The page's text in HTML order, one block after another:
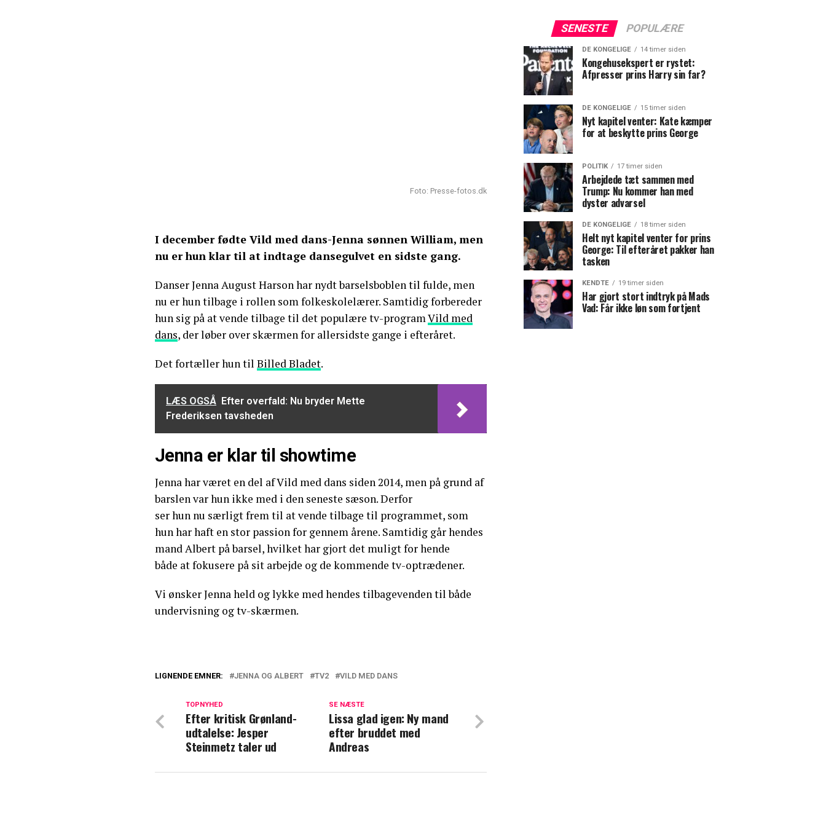
Foto: Presse-fotos.dk
I december fødte Vild med dans-Jenna sønnen William, men
nu er hun klar til at indtage dansegulvet en sidste gang.
Danser Jenna August Harson har nydt barselsboblen til fulde, men
nu er hun tilbage i rollen som folkeskolelærer. Samtidig forbereder
hun sig på at vende tilbage til det populære tv-programVild med
dans, der løber over skærmen for allersidste gange i efteråret.
Det fortæller hun til Billed Bladet.
LÆS OGSÅ Efter overfald: Nu bryder Mette
Frederiksen tavsheden
Jenna er klar til showtime
Jenna har været en del af Vild med dans siden 2014, men på grund af
barslen var hun ikke med i den seneste sæson. Derfor
ser hun nu særligt frem til at vende tilbage til programmet, som
hun har haft en stor passion for gennem årene. Samtidig går hendes
mand Albert på barsel, hvilket har gjort det muligt for hende
både at fokusere på sit arbejde og de kommende tv-optrædener.
Vi ønsker Jenna held og lykke med hendes tilbagevenden til både
undervisning og tv-skærmen.
billede
'Vild med dans'-par overrasker: Har fået det tatoveret
LIGNENDE EMNER: JENNA OG ALBERT TV2 VILD MED DANS
SE NÆSTE
Lissa glad igen: Ny mand
efter bruddet med
Andreas
TOPNYHED
Efter kritisk Grønland-
udtalelse: Jesper
Steinmetz taler ud
SENESTE POPULÆRE
DE KONGELIGE 14 timer siden
Kongehusekspert er rystet:
Afpresser prins Harry sin far?
DE KONGELIGE 15 timer siden
Nyt kapitel venter: Kate kæmper
for at beskytte prins George
POLITIK 17 timer siden
Arbejdede tæt sammen med
Trump: Nu kommer han med
dyster advarsel
DE KONGELIGE 18 timer siden
Helt nyt kapitel venter for prins
George: Til efteråret pakker han
tasken
KENDTE 19 timer siden
Har gjort stort indtryk på Mads
Vad: Får ikke løn som fortjent